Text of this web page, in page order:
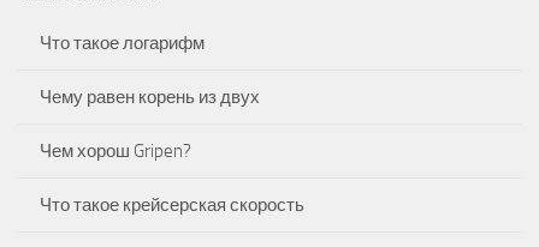
Что такое логарифм
Чему равен корень из двух
Чем хорош Gripen?
Что такое крейсерская скорость